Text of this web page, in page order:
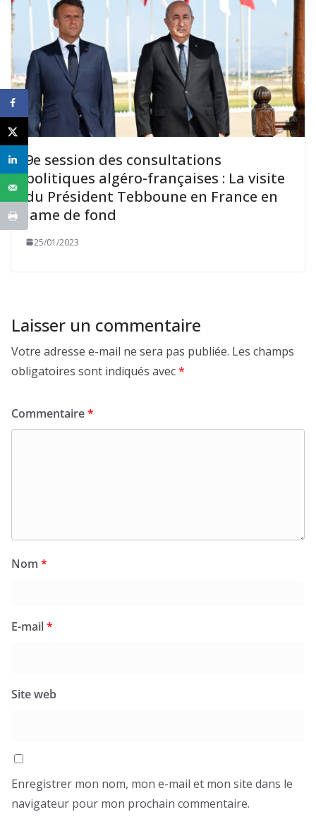
9e session des consultations
politiques algéro-françaises : La visite
du Président Tebboune en France en
lame de fond
25/01/2023
Laisser un commentaire
Votre adresse e-mail ne sera pas publiée. Les champs
obligatoires sont indiqués avec*
Commentaire*
Nom *
E-mail*
Site web
Enregistrer mon nom, mon e-mail et mon site dans le
navigateur pour mon prochain commentaire.